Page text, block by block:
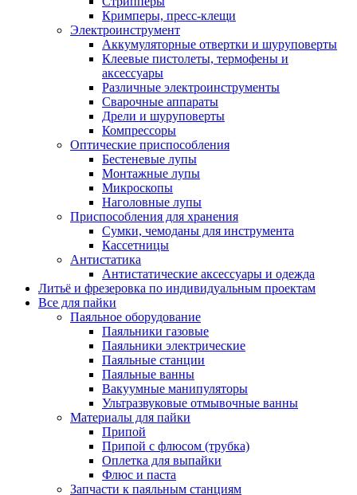
Кримперы, пресс-клещи
Электроинструмент
Аккумуляторные отвертки и шуруповерты
Клеевые пистолеты, термофены и
аксессуары
Различные электроинструменты
Сварочные аппараты
Дрели и шуруповерты
Компрессоры
Оптические приспособления
Бестеневые лупы
Монтажные лупы
Микроскопы
Наголовные лупы
Приспособления для хранения
Сумки, чемоданы для инструмента
Кассетницы
Антистатика
Антистатические аксессуары и одежда
Литьё и фрезеровка по индивидуальным проектам
Все для пайки
Паяльное оборудование
Паяльники газовые
Паяльники электрические
Паяльные станции
Паяльные ванны
Вакуумные манипуляторы
Ультразвуковые отмывочные ванны
Материалы для пайки
Припой
Припой с флюсом (трубка)
Оплетка для выпайки
Флюс и паста
Запчасти к паяльным станциям